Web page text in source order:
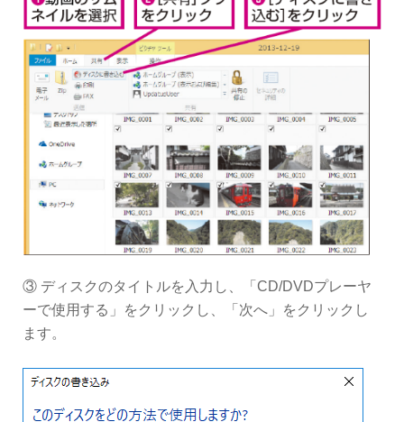
③ ディスクのタイトルを入力し、「CD/DVDプレーヤ
ーで使用する」をクリックし、「次へ」をクリックし
ます。